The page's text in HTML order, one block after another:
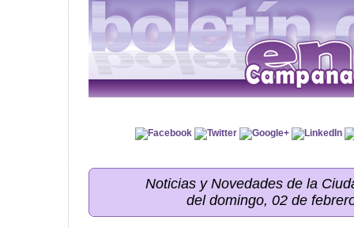
Noticias y Novedades de la
del domingo, 02 de